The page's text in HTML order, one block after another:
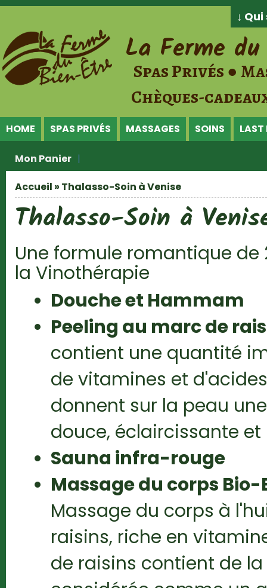
Jump to Content
↓
La Ferme
Spas Privés ●
Chèques-
HOME SPAS PRIVÉS MASSAGES SOINS LAST
Mon Panier
Vous êtes ici
Accueil » Thalasso-Soin à Venise
Thalasso-Soin à
Une formule romantique de
la Vinothérapie
Douche et Hammam
Peeling au marc de
contient une quantité
de vitamines et
donnent sur la peau
douce, éclaircissante
Sauna infra-rouge
Massage du corps
Massage du corps à
raisins, riche en
de raisins contient de